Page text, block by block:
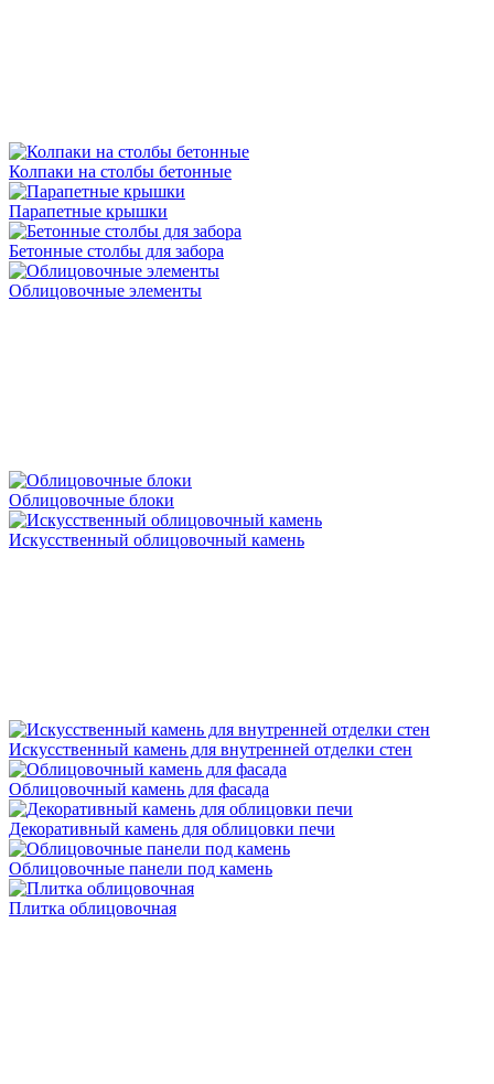
Колпаки на столбы бетонные
Парапетные крышки
Бетонные столбы для забора
Облицовочные элементы
Облицовочные блоки
Искусственный облицовочный камень
Искусственный камень для внутренней отделки стен
Облицовочный камень для фасада
Декоративный камень для облицовки печи
Облицовочные панели под камень
Плитка облицовочная